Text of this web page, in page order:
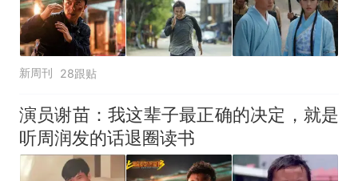
新周刊 28跟贴
演员谢苗：我这辈子最正确的决定，就是
听周润发的话退圈读书